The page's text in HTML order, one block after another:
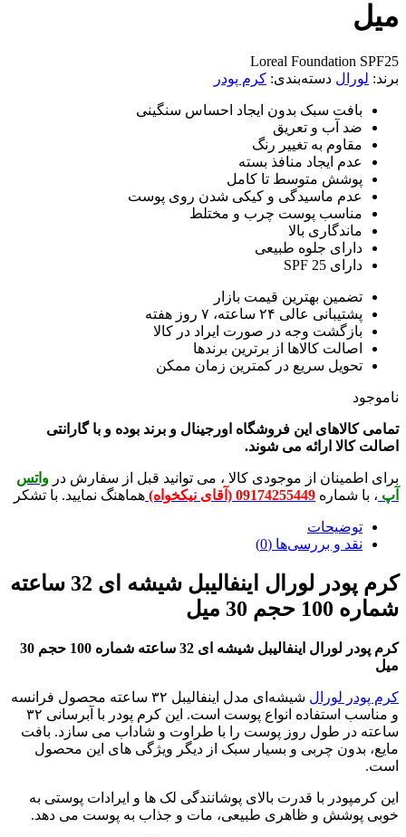
Loreal
دسته‌بندی:کرم پودر
سبک بدون ایجاد احساس سنگینی
آب و تعریق
به تغییر رنگ
ایجاد منافذ بسته
متوسط تا کامل
ماسیدگی و کیکی شدن روی پوست
پوست چرب و مختلط
بالا
جلوه طبیعی
بهترین قیمت بازار
عالی ۲۴ ساعته، ۷ روز هفته
وجه در صورت ایراد در کالا
کالاها از برترین برندها
سریع در کمترین زمان ممکن
این فروشگاه اورجینال و برند بوده و با گارانتی
ارائه می شوند.
از موجودی کالا ، می توانید قبل از سفارش درواتس
09174255449 (آقای نیکخواه) هماهنگ نمایید. با تشکر
و بررسی‌ها (0)
کرم پودر لورال اینفالیبل شیشه ای 32 ساعته
میل
کرم پودر لورال اینفالیبل شیشه ای 32 ساعته شماره 100 حجم 30
لورال
شیشه‌ای مدل اینفالیبل ۳۲ ساعته محصول فرانسه
و مناسب استفاده انواع پوست است. این کرم پودر با آبرسانی ۳۲
طول روز پوست را با طراوت و شاداب می سازد. بافت
چربی و بسیار سبک از دیگر ویژگی های این محصول
با قدرت بالای پوشانندگی لک ها و ایرادات پوستی به
و ظاهری طبیعی، مات و جذاب به پوست می دهد.